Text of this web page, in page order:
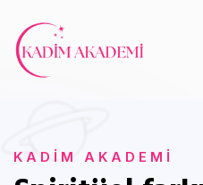
KADİM AKADEMİ